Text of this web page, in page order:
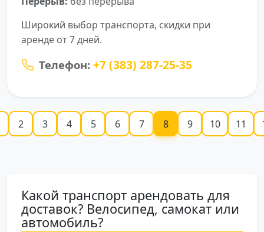
Широкий выбор транспорта, скидки при
аренде от 7 дней.
Телефон: +7 (383) 287-25-35
2 3 4 5 6 7 8 9 10 11
Какой транспорт арендовать для
доставок? Велосипед, самокат или
автомобиль?